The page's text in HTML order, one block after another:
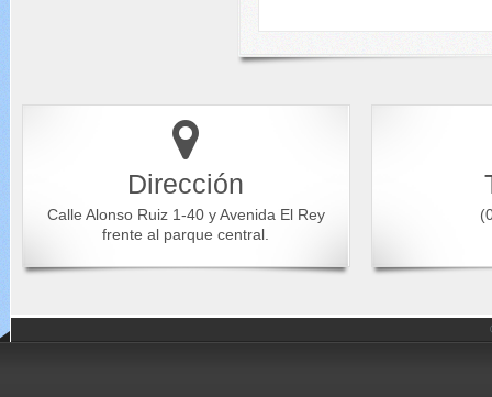
Dirección
Calle Alonso Ruiz 1-40 y Avenida El Rey
frente al parque central.